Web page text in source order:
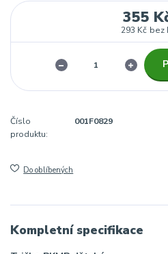
355
293 Kč bez
Číslo
produktu:
001F0829
Do oblíbených
Kompletní specifikace